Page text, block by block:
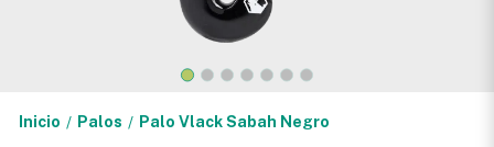
Inicio / Palos / Palo Vlack Sabah Negro